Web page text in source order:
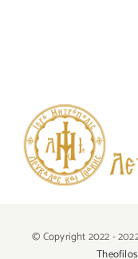
© Copyright 2022 -